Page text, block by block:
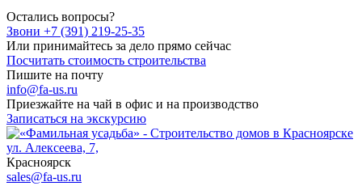
Остались вопросы?
Звони +7 (391) 219-25-35
Или принимайтесь за дело прямо сейчас
Посчитать стоимость строительства
Пишите на почту
info@fa-us.ru
Приезжайте на чай в офис и на производство
Записаться на экскурсию
ул. Алексеева, 7,
Красноярск
sales@fa-us.ru